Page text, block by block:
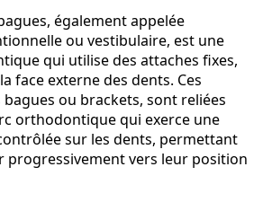
également appelée
ou vestibulaire, est une
qui utilise des attaches fixes,
face externe des dents. Ces
ou brackets, sont reliées
orthodontique qui exerce une
sur les dents, permettant
progressivement vers leur position